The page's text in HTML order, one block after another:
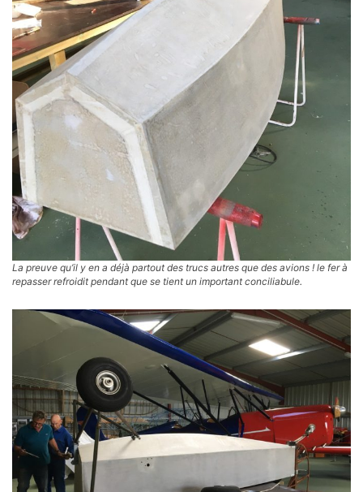
La preuve qu’il y en a déjà partout des trucs autres que des avions ! le fer à
repasser refroidit pendant que se tient un important conciliabule.